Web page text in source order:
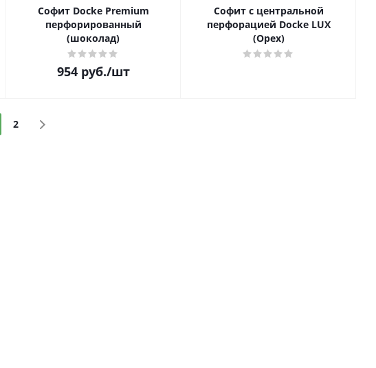
Софит Docke Premium
перфорированный
(шоколад)
954руб./шт
Софит с центральной
перфорацией Docke LUX
(Орех)
2